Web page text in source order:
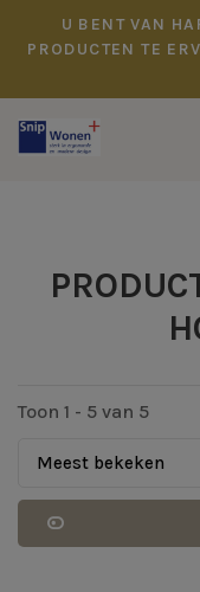
U BENT VAN
PRODUCTEN TE
Toon 1 - 5 van 5
Meest bekeken